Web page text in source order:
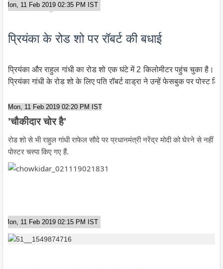
Mon, 11 Feb 2019 02:35 PM IST
प्रियंका के रोड शो पर रॉबर्ट की बधाई
प्रियंका और राहुल गांधी का रोड शो एक घंटे में 2 किलोमीटर पहुंच चुका है।
प्रियंका गांधी के रोड शो के लिए पति रॉबर्ट वाड्रा ने उन्हें फेसबुक पर पोस्ट
Mon, 11 Feb 2019 02:20 PM IST
'चौकीदार चोर है'
रोड शो से भी राहुल गांधी राफेल सौदे पर प्रधानमंत्री नरेंद्र मोदी को घेरने से
पोस्टर चस्पा किए गए हैं.
Mon, 11 Feb 2019 02:15 PM IST